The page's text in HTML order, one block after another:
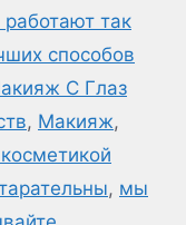
так
способов
С Глаз
, Макияж,
, мы